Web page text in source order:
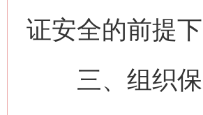
证安全的前提
三、组织保